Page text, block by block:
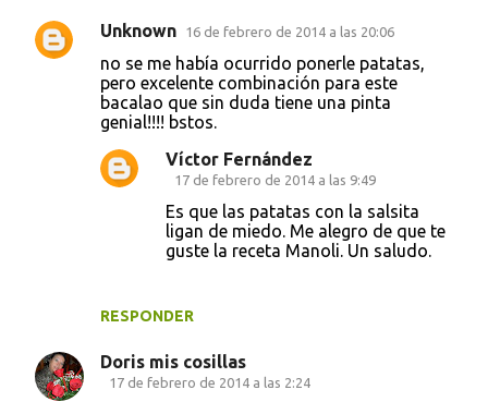
Unknown 16 de febrero de 2014 a las 20:06
no se me había ocurrido ponerle patatas,
pero excelente combinación para este
bacalao que sin duda tiene una pinta
genial!!!! bstos.
RESPONDER
Víctor Fernández
17 de febrero de 2014 a las 9:49
Es que las patatas con la salsita
ligan de miedo. Me alegro de que te
guste la receta Manoli. Un saludo.
Doris mis cosillas
17 de febrero de 2014 a las 2:24